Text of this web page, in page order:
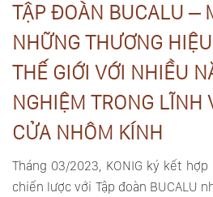
TẬP ĐOÀN BUCALU –
NHỮNG THƯƠNG
THẾ GIỚI VỚI NHIỀU
NGHIỆM TRONG LĨNH
CỬA NHÔM KÍNH
Tháng 03/2023, KONIG ký kết
chiến lược với Tập đoàn BUCALU